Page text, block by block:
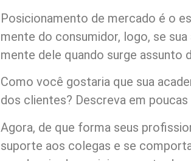
Posicionamento de mercado é o
mente do consumidor, logo, se
mente dele quando surge assunto
Como você gostaria que sua
dos clientes? Descreva em poucas
Agora, de que forma seus
suporte aos colegas e se